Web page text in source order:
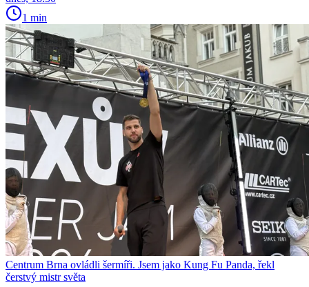
1 min
Centrum Brna ovládli šermíři. Jsem jako Kung Fu Panda, řekl
čerstvý mistr světa